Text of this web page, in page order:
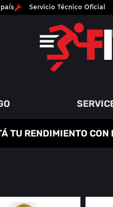
Servicio Técnico Oficial
TU RENDIMIENTO